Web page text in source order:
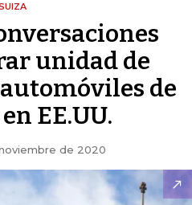
unidad de
de
EE.UU.
de 2020